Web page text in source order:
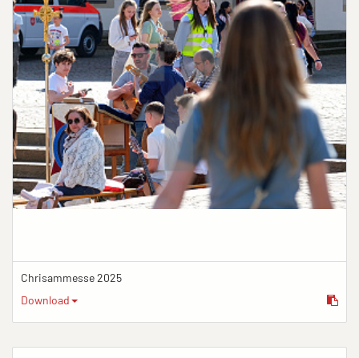
Chrisammesse 2025
Download